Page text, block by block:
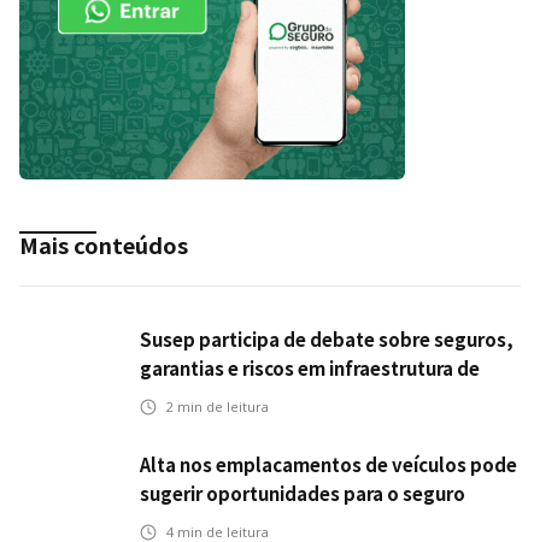
Mais conteúdos
Susep participa de debate sobre seguros,
garantias e riscos em infraestrutura de
transportes
2 min de leitura
Alta nos emplacamentos de veículos pode
sugerir oportunidades para o seguro
automotivo
4 min de leitura